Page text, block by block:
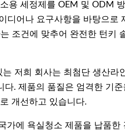
용 세정제를 OEM 및 ODM
디어나 요구사항을 바탕으로
조건에 맞추어 완전한 턴키
저희 회사는 최첨단 생산라
. 제품의 품질은 엄격한 기준
개선하고 있습니다.
가에 욕실청소 제품을 납품한